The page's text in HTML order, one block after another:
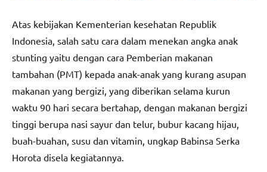
Atas kebijakan Kementerian kesehatan Republik
Indonesia, salah satu cara dalam menekan angka anak
stunting yaitu dengan cara Pemberian makanan
tambahan (PMT) kepada anak-anak yang kurang asupan
makanan yang bergizi, yang diberikan selama kurun
waktu 90 hari secara bertahap, dengan makanan bergizi
tinggi berupa nasi sayur dan telur, bubur kacang hijau,
buah-buahan, susu dan vitamin, ungkap Babinsa Serka
Horota disela kegiatannya.